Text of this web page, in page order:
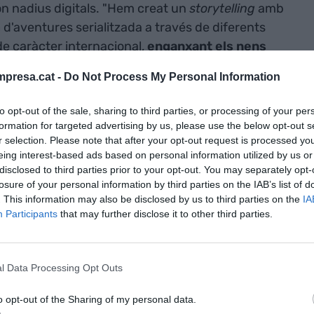
- Do Not Process My Personal Information
opt-out of the sale, sharing to third parties, or processing of your
for targeted advertising by us, please use the below opt-out
selection. Please note that after your opt-out request is processed
interest-based ads based on personal information utilized by us
to third parties prior to your opt-out. You may separately
of your personal information by third parties on the IAB’s list of
This information may also be disclosed by us to third parties on the
Participants that may further disclose it to other third parties.
Data Processing Opt Outs
opt-out of the Sharing of my personal data.
nadius digitals. "Hem creat un storytelling amb
serialitzada a través de diferents
caràcter internacional, enganxant els nens
La plataforma de realitat augmentada sortirà
setmanal: "En un diari hi haurà una pàgina
un món en 3D amb un personatge, notícies i
interactuar", explica l'emprenedora. Així,
amb diaris per incloure el seu servei en